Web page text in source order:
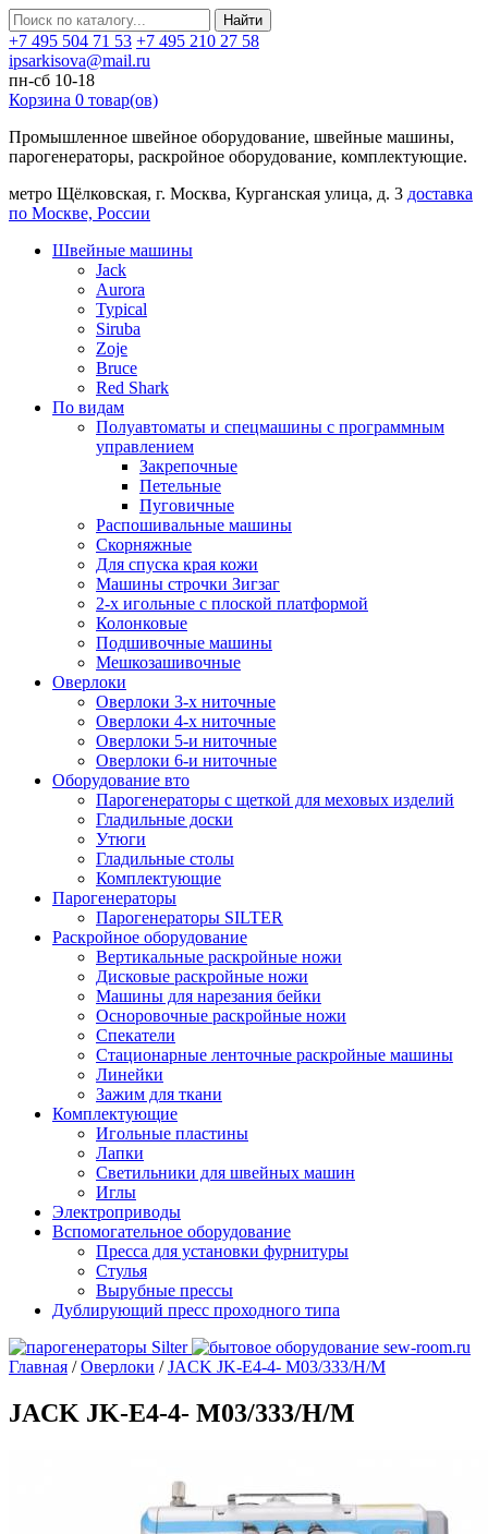
Найти
+7 495 504 71 53 +7 495 210 27 58
ipsarkisova@mail.ru
пн-сб 10-18
Корзина 0 товар(ов)
Промышленное швейное оборудование, швейные машины,
парогенераторы, раскройное оборудование, комплектующие.
метро Щёлковская, г. Москва, Курганская улица, д. 3 доставка
по Москве, России
Швейные машины
Jack
Aurora
Typical
Siruba
Zoje
Bruce
Red Shark
По видам
Полуавтоматы и спецмашины с программным
управлением
Закрепочные
Петельные
Пуговичные
Распошивальные машины
Скорняжные
Для спуска края кожи
Машины строчки Зигзаг
2-х игольные с плоской платформой
Колонковые
Подшивочные машины
Мешкозашивочные
Оверлоки
Оверлоки 3-х ниточные
Оверлоки 4-х ниточные
Оверлоки 5-и ниточные
Оверлоки 6-и ниточные
Оборудование вто
Парогенераторы с щеткой для меховых изделий
Гладильные доски
Утюги
Гладильные столы
Комплектующие
Парогенераторы
Парогенераторы SILTER
Раскройное оборудование
Вертикальные раскройные ножи
Дисковые раскройные ножи
Машины для нарезания бейки
Осноровочные раскройные ножи
Спекатели
Стационарные ленточные раскройные машины
Линейки
Зажим для ткани
Комплектующие
Игольные пластины
Лапки
Светильники для швейных машин
Иглы
Электроприводы
Вспомогательное оборудование
Пресса для установки фурнитуры
Стулья
Вырубные прессы
Дублирующий пресс проходного типа
Главная /Оверлоки /JACK JK-E4-4- M03/333/H/M
JACK JK-E4-4- M03/333/H/M